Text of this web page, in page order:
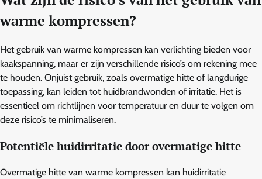
warme kompressen?
Het gebruik van warme kompressen kan verlichting bieden voor
kaakspanning, maar er zijn verschillende risico’s om rekening mee
te houden. Onjuist gebruik, zoals overmatige hitte of langdurige
toepassing, kan leiden tot huidbrandwonden of irritatie. Het is
essentieel om richtlijnen voor temperatuur en duur te volgen om
deze risico’s te minimaliseren.
Potentiële huidirritatie door overmatige hitte
Overmatige hitte van warme kompressen kan huidirritatie